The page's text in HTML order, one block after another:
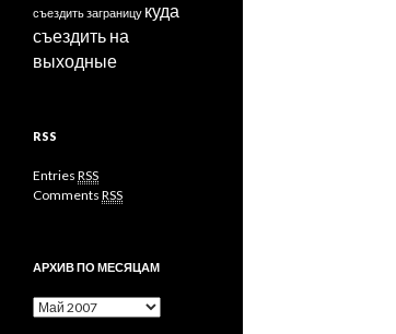
съездить заграницу куда
съездить на
выходные
RSS
Entries RSS
Comments RSS
АРХИВ ПО МЕСЯЦАМ
Архив